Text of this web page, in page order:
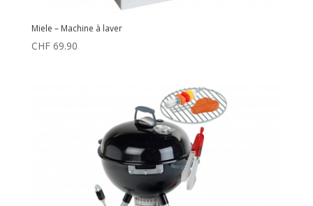
Miele – Machine à laver
CHF69.90